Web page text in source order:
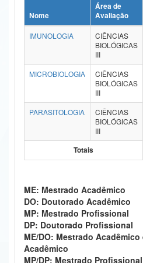
Ministério da Ciência, Tecnologia, Inovações
Ministério do Meio Ambiente
Ministério do Desenvolvimento Regional
Controladoria-Geral da União
Gabinete de Segurança Institucional
Advocacia-Geral da União
Banco Central do Brasil
Nome
Área de
Avaliação
IMUNOLOGIA
CIÊNCIAS
BIOLÓGICAS
III
MICROBIOLOGIA
CIÊNCIAS
BIOLÓGICAS
III
PARASITOLOGIA
CIÊNCIAS
BIOLÓGICAS
III
Totais
ME: Mestrado Acadêmico
DO: Doutorado Acadêmico
MP: Mestrado Profissional
DP: Doutorado Profissional
ME/DO: Mestrado
Acadêmico
MP/DP: Mestrado